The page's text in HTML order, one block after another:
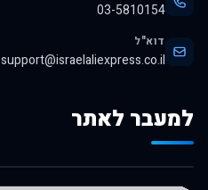
03-5810154
דוא"ל
support@israelaliexpress.co.il
למעבר לאתר
לרכישה באלי אקספרס